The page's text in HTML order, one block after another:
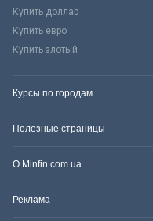
Купить доллар
Купить евро
Купить злотый
Курсы по городам
Полезные страницы
О Minfin.com.ua
Реклама